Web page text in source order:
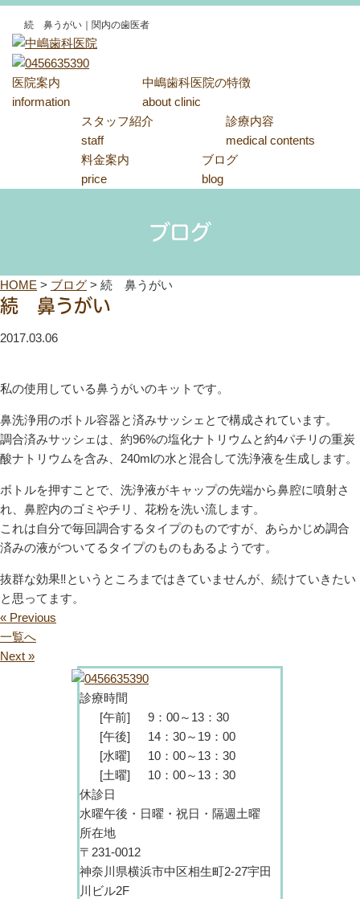
続 鼻うがい｜関内の歯医者
医院案内
information
中嶋歯科医院の特徴
about clinic
スタッフ紹介
staff
診療内容
medical contents
料金案内
price
ブログ
blog
ブログ
HOME > ブログ > 続 鼻うがい
続 鼻うがい
2017.03.06
私の使用している鼻うがいのキットです。
鼻洗浄用のボトル容器と済みサッシェとで構成されています。
調合済みサッシェは、約96%の塩化ナトリウムと約4パチリの重炭
酸ナトリウムを含み、240mlの水と混合して洗浄液を生成します。
ボトルを押すことで、洗浄液がキャップの先端から鼻腔に噴射さ
れ、鼻腔内のゴミやチリ、花粉を洗い流します。
これは自分で毎回調合するタイプのものですが、あらかじめ調合
済みの液がついてるタイプのものもあるようです。
抜群な効果‼というところまではきていませんが、続けていきたい
と思ってます。
« Previous
一覧へ
Next »
診療時間
[午前]
9：00～13：30
[午後]
14：30～19：00
[水曜]
10：00～13：30
[土曜]
10：00～13：30
休診日
水曜午後・日曜・祝日・隔週土曜
所在地
〒231-0012
神奈川県横浜市中区相生町2-27宇田
川ビル2F